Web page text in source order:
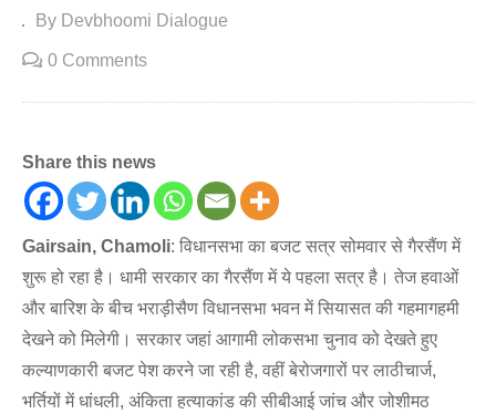
By Devbhoomi Dialogue
0 Comments
Share this news
Gairsain, Chamoli: विधानसभा का बजट सत्र सोमवार से गैरसैंण में
शुरू हो रहा है। धामी सरकार का गैरसैंण में ये पहला सत्र है। तेज हवाओं
और बारिश के बीच भराड़ीसैण विधानसभा भवन में सियासत की गहमागहमी
देखने को मिलेगी। सरकार जहां आगामी लोकसभा चुनाव को देखते हुए
कल्याणकारी बजट पेश करने जा रही है, वहीं बेरोजगारों पर लाठीचार्ज,
भर्तियों में धांधली, अंकिता हत्याकांड की सीबीआई जांच और जोशीमठ